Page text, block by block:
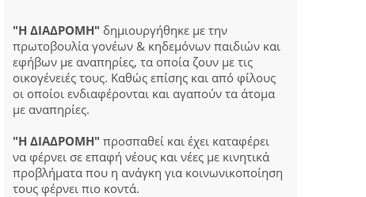
"Η ΔΙΑΔΡΟΜΗ" δημιουργήθηκε με την
πρωτοβουλία γονέων & κηδεμόνων παιδιών και
εφήβων με αναπηρίες, τα οποία ζουν με τις
οικογένειές τους. Καθώς επίσης και από φίλους
οι οποίοι ενδιαφέρονται και αγαπούν τα άτομα
με αναπηρίες.
"Η ΔΙΑΔΡΟΜΗ" προσπαθεί και έχει καταφέρει
να φέρνει σε επαφή νέους και νέες με κινητικά
προβλήματα που η ανάγκη για κοινωνικοποίηση
τους φέρνει πιο κοντά.